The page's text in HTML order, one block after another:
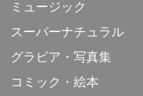
ミュージック
スーパーナチュラル
グラビア・写真集
コミック・絵本